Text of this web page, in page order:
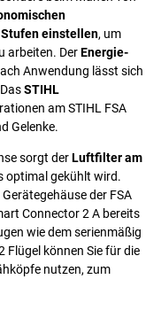
einstellen, um
arbeiten. DerEnergie-
Anwendung lässt sich
STIHL
am STIHL FSA
Gelenke.
sorgt derLuftfilter am
optimal gekühlt wird.
der FSA
Connector 2 A bereits
wie dem serienmäßig
Flügel können Sie für die
nutzen, zum